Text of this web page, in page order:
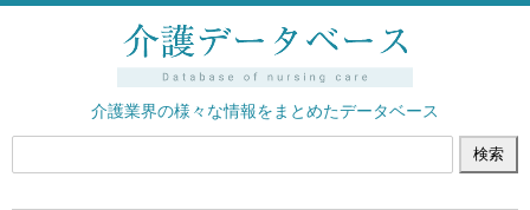
介護業界の様々な情報をまとめたデータベース